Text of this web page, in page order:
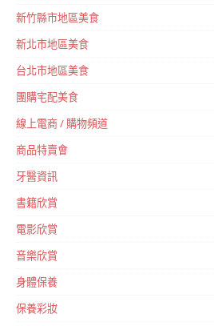
新竹縣市地區美食
新北市地區美食
台北市地區美食
團購宅配美食
線上電商 / 購物頻道
商品特賣會
牙醫資訊
書籍欣賞
電影欣賞
音樂欣賞
身體保養
保養彩妝